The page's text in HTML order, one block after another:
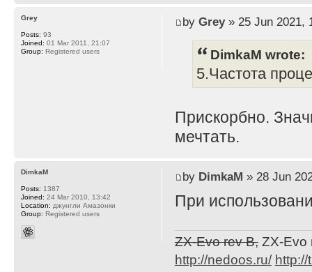
by Grey» 25 Jun 2021,
DimkaM wrote:
5.Частота
Прискорбно.
мечтать.
Grey
Posts: 93
Joined: 01 Mar 2011, 21:07
Group: Registered users
by DimkaM » 28 Jun
При
ZX-Evo rev B,ZX-Evo
http://nedoos.ru/ http://
DimkaM
Posts: 1387
Joined: 24 Mar 2010, 13:42
Location: джунгли Амазонки
Group: Registered users